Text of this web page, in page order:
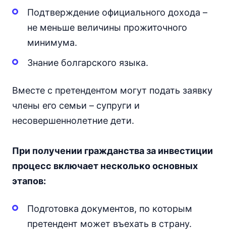
Подтверждение официального дохода –
не меньше величины прожиточного
минимума.
Знание болгарского языка.
Вместе с претендентом могут подать заявку
члены его семьи – супруги и
несовершеннолетние дети.
При получении гражданства за инвестиции
процесс включает несколько основных
этапов:
Подготовка документов, по которым
претендент может въехать в страну.